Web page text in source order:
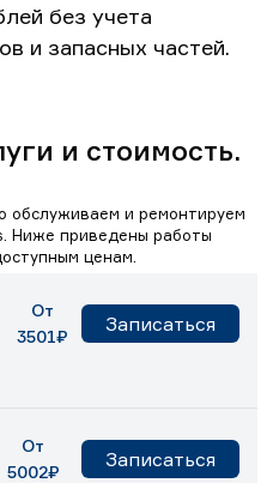
без учета
и запасных частей.
и стоимость.
обслуживаем и ремонтируем
Ниже приведены работы
ценам.
От
3501₽
Записаться
От
5002₽
Записаться